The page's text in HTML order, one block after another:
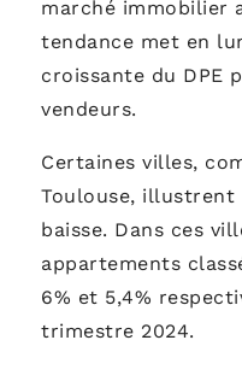
marché immobilier
tendance met en
croissante du DPE
vendeurs.
Certaines villes,
Toulouse,
baisse. Dans ces
appartements
6% et 5,4%
trimestre 2024.